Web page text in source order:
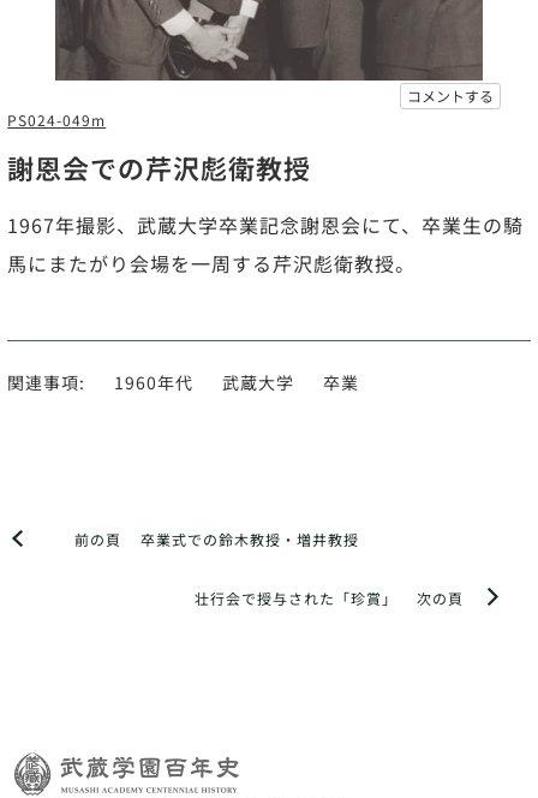
コメントする
PS024-049m
謝恩会での芹沢彪衛教授
1967年撮影、武蔵大学卒業記念謝恩会にて、卒業生の騎
馬にまたがり会場を一周する芹沢彪衛教授。
関連事項: 1960年代 武蔵大学 卒業
前の頁 卒業式での鈴木教授・増井教授
次の頁
壮行会で授与された「珍賞」